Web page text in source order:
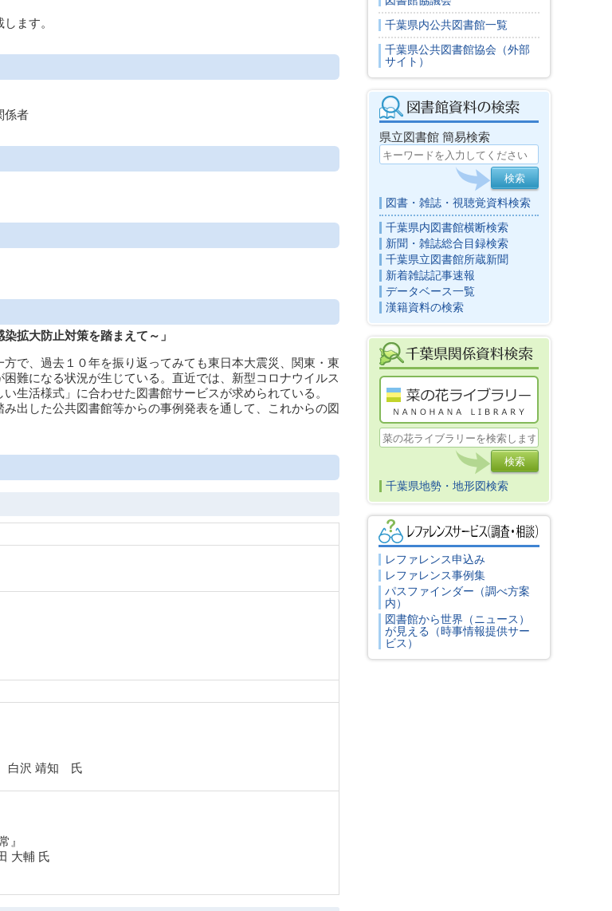
ます。
係者
拡大防止対策を踏まえて～」
で、過去１０年を振り返ってみても東日本大震災、関東・東
難になる状況が生じている。直近では、新型コロナウイルス
生活様式」に合わせた図書館サービスが求められている。
出した公共図書館等からの事例発表を通して、これからの図
白沢 靖知 氏
』
大輔 氏
千葉県内公共図書館一覧
千葉県公共図書館協会（外部
サイト）
県立図書館 簡易検索
図書・雑誌・視聴覚資料検索
千葉県内図書館横断検索
新聞・雑誌総合目録検索
千葉県立図書館所蔵新聞
新着雑誌記事速報
データベース一覧
漢籍資料の検索
千葉県地勢・地形図検索
レファレンス申込み
レファレンス事例集
パスファインダー（調べ方案
内）
図書館から世界（ニュース）
が見える（時事情報提供サー
ビス）